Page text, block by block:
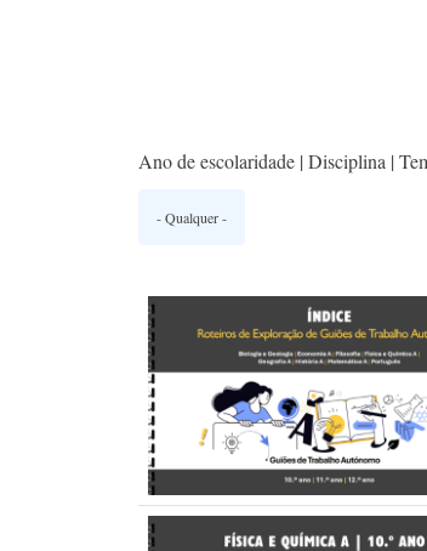
Ano de escolaridade | Disciplina |